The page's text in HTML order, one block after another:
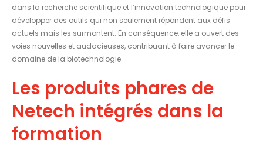
dans la recherche scientifique et l’innovation technologique pour
développer des outils qui non seulement répondent aux défis
actuels mais les surmontent. En conséquence, elle a ouvert des
voies nouvelles et audacieuses, contribuant à faire avancer le
domaine de la biotechnologie.
Les produits phares de
Netech intégrés dans la
formation